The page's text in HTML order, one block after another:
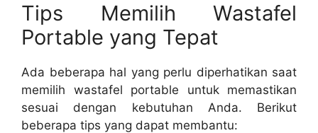
Tips Memilih Wastafel
Portable yang Tepat
Ada beberapa hal yang perlu diperhatikan saat
memilih wastafel portable untuk memastikan
sesuai dengan kebutuhan Anda. Berikut
beberapa tips yang dapat membantu: